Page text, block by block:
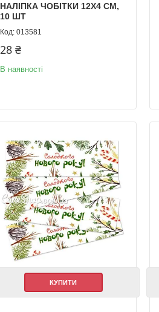
НАЛІПКА ЧОБІТКИ 12Х4 СМ,
10 ШТ
013581
28 ₴
В наявності
КУПИТИ